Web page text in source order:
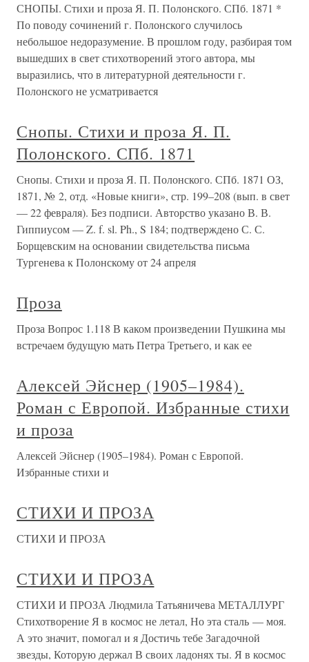
СНОПЫ. Стихи и проза Я. П. Полонского. СПб. 1871 *
По поводу сочинений г. Полонского случилось
небольшое недоразумение. В прошлом году, разбирая том
вышедших в свет стихотворений этого автора, мы
выразились, что в литературной деятельности г.
Полонского не усматривается
Снопы. Стихи и проза Я. П.
Полонского. СПб. 1871
Снопы. Стихи и проза Я. П. Полонского. СПб. 1871 ОЗ,
1871, № 2, отд. «Новые книги», стр. 199–208 (вып. в свет
— 22 февраля). Без подписи. Авторство указано В. В.
Гиппиусом — Z. f. sl. Ph., S 184; подтверждено С. С.
Борщевским на основании свидетельства письма
Тургенева к Полонскому от 24 апреля
Проза
Проза Вопрос 1.118 В каком произведении Пушкина мы
встречаем будущую мать Петра Третьего, и как ее
Алексей Эйснер (1905–1984).
Роман с Европой. Избранные стихи
и проза
Алексей Эйснер (1905–1984). Роман с Европой.
Избранные стихи и
СТИХИ И ПРОЗА
СТИХИ И ПРОЗА
СТИХИ И ПРОЗА
СТИХИ И ПРОЗА Людмила Татьяничева МЕТАЛЛУРГ
Стихотворение Я в космос не летал, Но эта сталь — моя.
А это значит, помогал и я Достичь тебе Загадочной
звезды, Которую держал В своих ладонях ты. Я в космос